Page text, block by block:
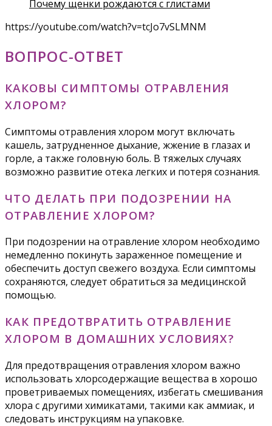
Почему щенки рождаются с глистами
https://youtube.com/watch?v=tcJo7vSLMNM
ВОПРОС-ОТВЕТ
КАКОВЫ СИМПТОМЫ ОТРАВЛЕНИЯ
ХЛОРОМ?
Симптомы отравления хлором могут включать
кашель, затрудненное дыхание, жжение в глазах и
горле, а также головную боль. В тяжелых случаях
возможно развитие отека легких и потеря сознания.
ЧТО ДЕЛАТЬ ПРИ ПОДОЗРЕНИИ НА
ОТРАВЛЕНИЕ ХЛОРОМ?
При подозрении на отравление хлором необходимо
немедленно покинуть зараженное помещение и
обеспечить доступ свежего воздуха. Если симптомы
сохраняются, следует обратиться за медицинской
помощью.
КАК ПРЕДОТВРАТИТЬ ОТРАВЛЕНИЕ
ХЛОРОМ В ДОМАШНИХ УСЛОВИЯХ?
Для предотвращения отравления хлором важно
использовать хлорсодержащие вещества в хорошо
проветриваемых помещениях, избегать смешивания
хлора с другими химикатами, такими как аммиак, и
следовать инструкциям на упаковке.